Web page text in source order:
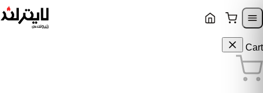
Skip to navigation
Cart